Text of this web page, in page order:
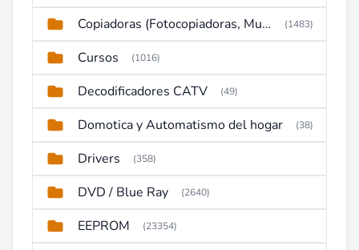
Copiadoras (Fotocopiadoras, Multifunctions, Ploter, etc) (1483)
Cursos (1016)
Decodificadores CATV (49)
Domotica y Automatismo del hogar (38)
Drivers (358)
DVD / Blue Ray (2640)
EEPROM (23354)